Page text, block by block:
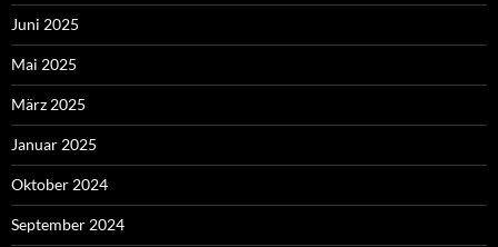
Juni 2025
Mai 2025
März 2025
Januar 2025
Oktober 2024
September 2024